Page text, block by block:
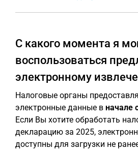
С какого момента я
воспользоваться
электронному
Налоговые органы
электронные данные в начале
Если Вы хотите обработать
декларацию за 2025,
доступны для загрузки не